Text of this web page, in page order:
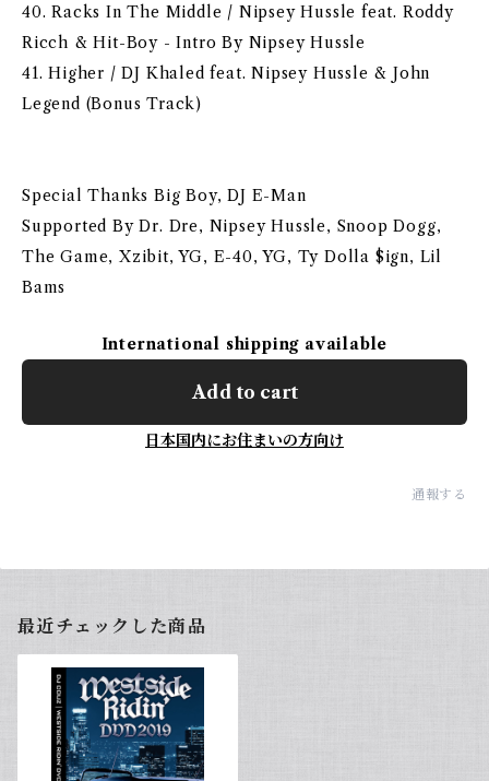
40. Racks In The Middle / Nipsey Hussle feat. Roddy
Ricch & Hit-Boy - Intro By Nipsey Hussle
41. Higher / DJ Khaled feat. Nipsey Hussle & John
Legend (Bonus Track)
Special Thanks Big Boy, DJ E-Man
Supported By Dr. Dre, Nipsey Hussle, Snoop Dogg,
The Game, Xzibit, YG, E-40, YG, Ty Dolla $ign, Lil
Bams
International shipping available
Add to cart
日本国内にお住まいの方向け
通報する
最近チェックした商品